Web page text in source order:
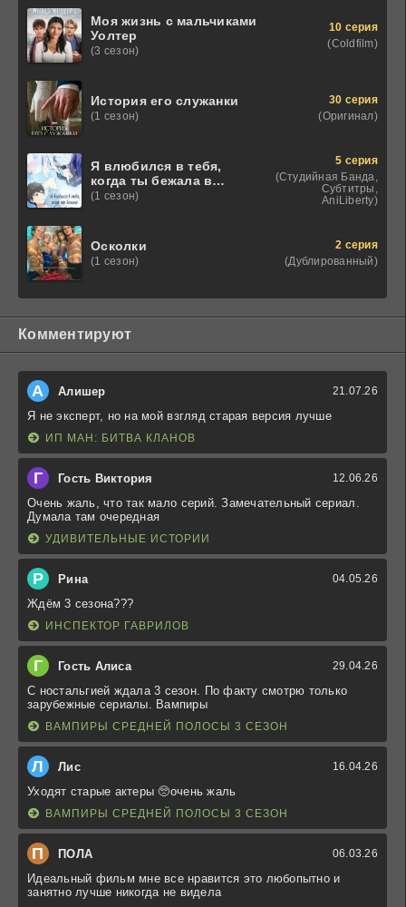
Моя жизнь с мальчиками
Уолтер
(3 сезон)
10 серия
(Coldfilm)
История его служанки
(1 сезон)
30 серия
(Оригинал)
Я влюбился в тебя,
когда ты бежала в
лунной ночи
(1 сезон)
5 серия
(Студийная Банда,
Субтитры,
AniLiberty)
Осколки
(1 сезон)
2 серия
(Дублированный)
Комментируют
А Алишер 21.07.26
Я не эксперт, но на мой взгляд старая версия лучше
ИП МАН: БИТВА КЛАНОВ
Г Гость Виктория 12.06.26
Очень жаль, что так мало серий. Замечательный сериал.
Думала там очередная
УДИВИТЕЛЬНЫЕ ИСТОРИИ
Р Рина 04.05.26
Ждём 3 сезона???
ИНСПЕКТОР ГАВРИЛОВ
Г Гость Алиса 29.04.26
С ностальгией ждала 3 сезон. По факту смотрю только
зарубежные сериалы. Вампиры
ВАМПИРЫ СРЕДНЕЙ ПОЛОСЫ 3 СЕЗОН
Л Лис 16.04.26
Уходят старые актеры 🥺очень жаль
ВАМПИРЫ СРЕДНЕЙ ПОЛОСЫ 3 СЕЗОН
П ПОЛА 06.03.26
Идеальный фильм мне все нравится это любопытно и
занятно лучше никогда не видела